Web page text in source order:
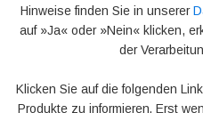
Hinweise finden Sie in unserer
auf »Ja« oder »Nein« klicken,
der
Klicken Sie auf die folgenden
Produkte zu informieren. Erst